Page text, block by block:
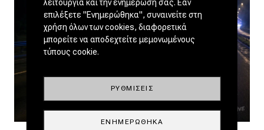
λειτουργία και την ενημέρωσή σας. Εάν
επιλέξετε "Ενημερώθηκα", συναινείτε στη
χρήση όλων των cookies, διαφορετικά
μπορείτε να αποδεχτείτε μεμονωμένους
τύπους cookie.
ΡΥΘΜΊΣΕΙΣ
ΕΝΗΜΕΡΏΘΗΚΑ